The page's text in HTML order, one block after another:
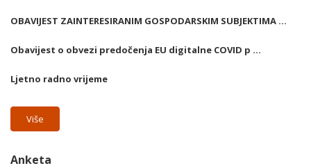
OBAVIJEST ZAINTERESIRANIM GOSPODARSKIM SUBJEKTIMA ...
Obavijest o obvezi predočenja EU digitalne COVID p ...
Ljetno radno vrijeme
Više
Anketa